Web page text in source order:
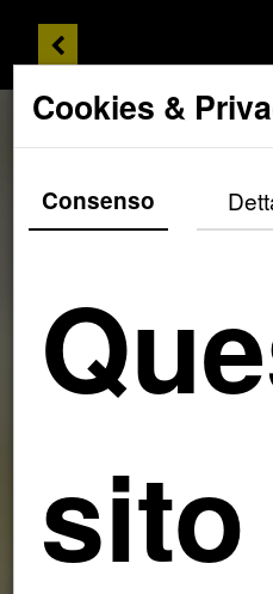
Cookies &
Consenso
sito